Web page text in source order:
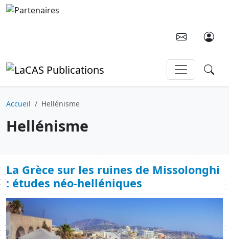
Aller au contenu principal
Accueil Hellénisme
Hellénisme
La Grèce sur les ruines de Missolonghi
: études néo-helléniques
Image